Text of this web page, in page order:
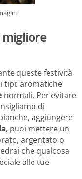
queste festività
tipi: aromatiche
normali. Per evitare
di
aggiungere
, puoi mettere un
argentato o
che qualcosa
alle tue